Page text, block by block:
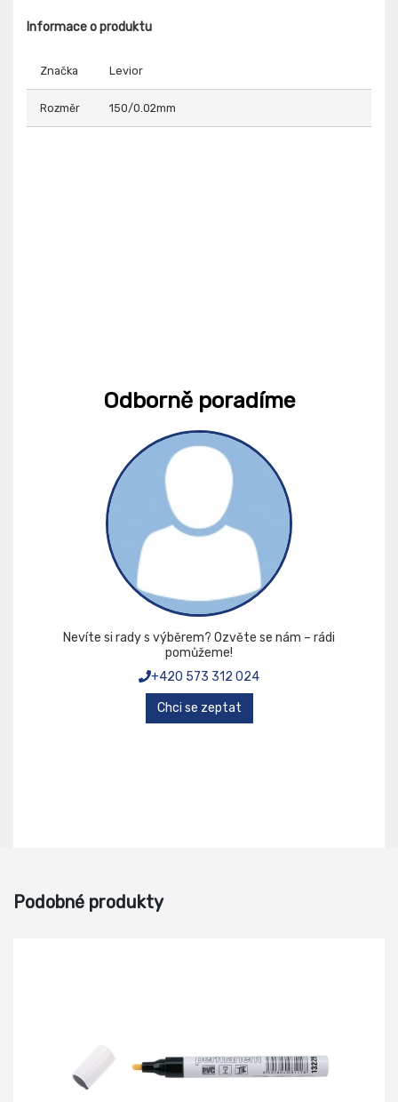
Informace o produktu
Značka Levior
Rozměr 150/0.02mm
Odborně poradíme
Nevíte si rady s výběrem? Ozvěte se nám – rádi
pomůžeme!
+420 573 312 024
Chci se zeptat
Podobné produkty